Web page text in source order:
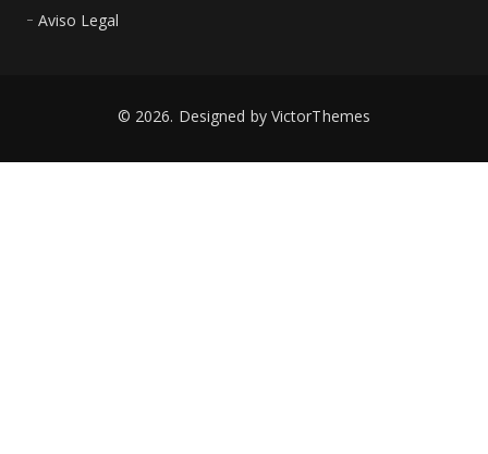
Aviso Legal
© 2026. Designed by VictorThemes